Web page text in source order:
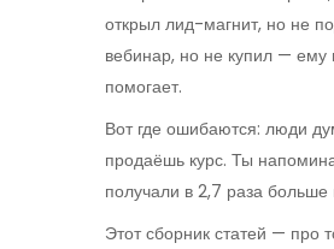
открыл лид-магнит, но не
вебинар, но не купил — ему
помогает.
Вот где ошибаются: люди
продаёшь курс. Ты
получали в 2,7 раза больше
Этот сборник статей — про